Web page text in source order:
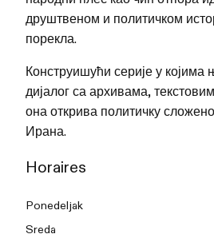
друштвеном и политичком
порекла.
Конструишући серије у којима
дијалог са архивама,
она открива политичку
Ирана.
Horaires
Ponedeljak
Sreda